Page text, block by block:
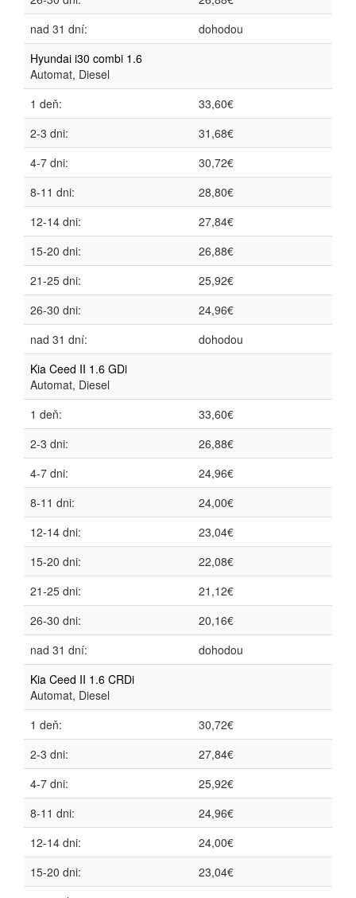
nad 31 dní:
dohodou
Hyundai i30 combi 1.6
Automat, Diesel
1 deň:
33,60€
2-3 dni:
31,68€
4-7 dni:
30,72€
8-11 dni:
28,80€
12-14 dni:
27,84€
15-20 dni:
26,88€
21-25 dni:
25,92€
26-30 dni:
24,96€
nad 31 dní:
dohodou
Kia Ceed II 1.6 GDi
Automat, Diesel
1 deň:
33,60€
2-3 dni:
26,88€
4-7 dni:
24,96€
8-11 dni:
24,00€
12-14 dni:
23,04€
15-20 dni:
22,08€
21-25 dni:
21,12€
26-30 dni:
20,16€
nad 31 dní:
dohodou
Kia Ceed II 1.6 CRDi
Automat, Diesel
1 deň:
30,72€
2-3 dni:
27,84€
4-7 dni:
25,92€
8-11 dni:
24,96€
12-14 dni:
24,00€
15-20 dni:
23,04€